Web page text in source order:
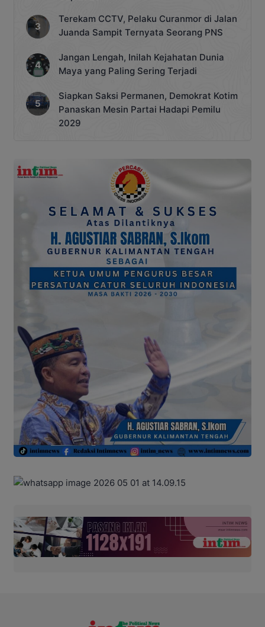
Terekam CCTV, Pelaku Curanmor di Jalan
Juanda Sampit Ternyata Seorang PNS
Jangan Lengah, Inilah Kejahatan Dunia
Maya yang Paling Sering Terjadi
Siapkan Saksi Permanen, Demokrat Kotim
Panaskan Mesin Partai Hadapi Pemilu
2029